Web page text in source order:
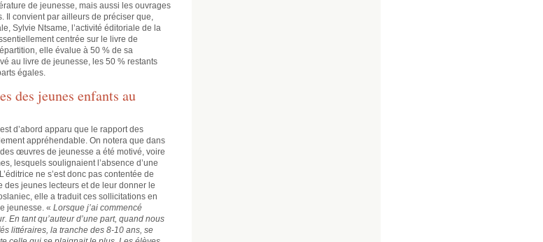
de jeunesse, mais aussi les ouvrages
Il convient par ailleurs de préciser que,
Sylvie Ntsame, l’activité éditoriale de la
centrée sur le livre de
elle évalue à 50 % de sa
au livre de jeunesse, les 50 % restants
égales.
des jeunes enfants au
d’abord apparu que le rapport des
appréhendable. On notera que dans
œuvres de jeunesse a été motivé, voire
lesquels soulignaient l’absence d’une
ne s’est donc pas contentée de
des jeunes lecteurs et de leur donner le
elle a traduit ces sollicitations en
jeunesse. « Lorsque j’ai commencé
En tant qu’auteur d’une part, quand nous
littéraires, la tranche des 8-10 ans, se